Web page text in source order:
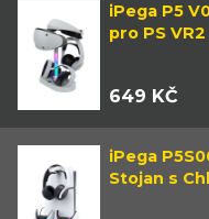
iPega P5
pro PS VR2
649 KČ
iPega
Stojan s